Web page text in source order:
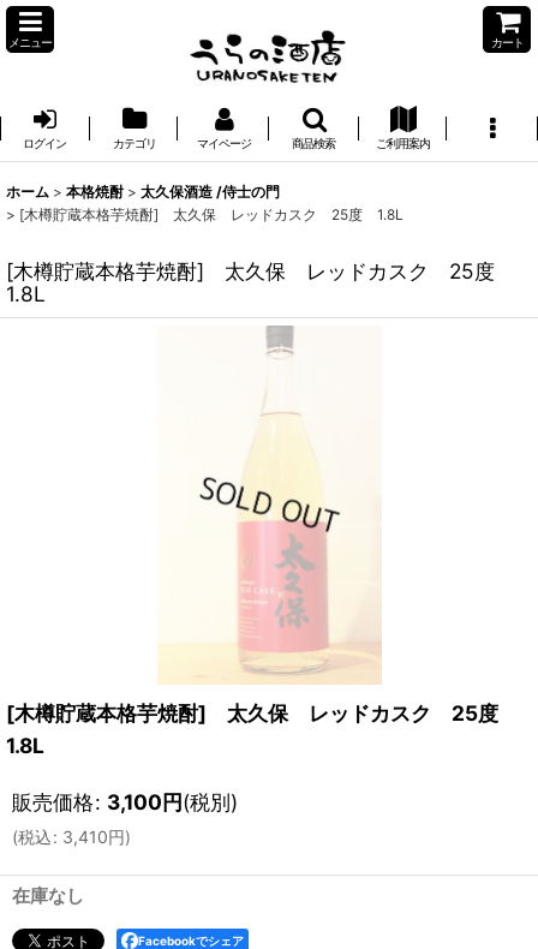
メニュー カート
ログイン カテゴリ マイページ 商品検索 ご利用案内
ホーム > 本格焼酎 > 太久保酒造 /侍士の門
> [木樽貯蔵本格芋焼酎] 太久保 レッドカスク 25度 1.8L
[木樽貯蔵本格芋焼酎] 太久保 レッドカスク 25度
1.8L
[木樽貯蔵本格芋焼酎] 太久保 レッドカスク 25度
1.8L
販売価格: 3,100円(税別)
(税込: 3,410円)
在庫なし
Facebookでシェア